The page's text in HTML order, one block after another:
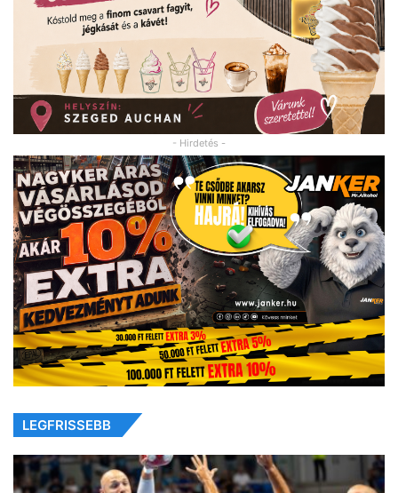
- Hirdetés -
LEGFRISSEBB